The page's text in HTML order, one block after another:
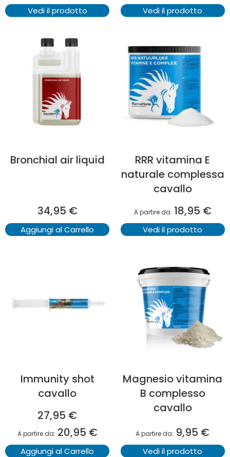
Vedi il prodotto Vedi il prodotto
Bronchial air liquid
34,95 €
Aggiungi al Carrello
RRR vitamina E
naturale complessa
cavallo
A partire da 18,95 €
Vedi il prodotto
Immunity shot
cavallo
27,95 €
A partire da 20,95 €
Aggiungi al Carrello
Magnesio vitamina
B complesso
cavallo
A partire da 9,95 €
Vedi il prodotto